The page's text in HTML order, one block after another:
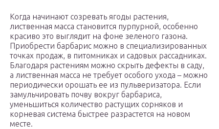
Когда начинают созревать ягоды растения,
лиственная масса становится пурпурной, особенно
красиво это выглядит на фоне зеленого газона.
Приобрести барбарис можно в специализированных
точках продаж, в питомниках и садовых рассадниках.
Благодаря растениям можно скрыть дефекты в саду,
а лиственная масса не требует особого ухода – можно
периодически орошать ее из пульверизатора. Если
замульчировать почву вокруг барбариса,
уменьшиться количество растущих сорняков и
корневая система быстрее разрастется на новом
месте.